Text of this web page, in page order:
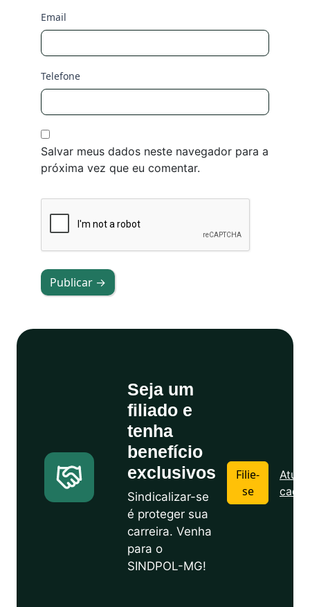
Email
Telefone
Salvar meus dados neste navegador para a
próxima vez que eu comentar.
Publicar →
Seja um
filiado e
tenha
benefício
exclusivos
Sindicalizar-se
é proteger sua
carreira. Venha
para o
SINDPOL-MG!
Filie-
se